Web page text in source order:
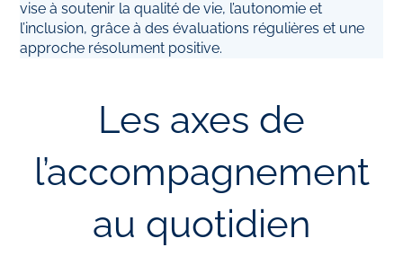
vise à soutenir la qualité de vie, l’autonomie et
l’inclusion, grâce à des évaluations régulières et une
approche résolument positive.
Les axes de
l’accompagnement
au quotidien